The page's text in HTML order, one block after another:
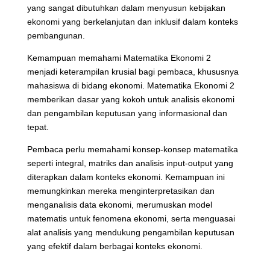
yang sangat dibutuhkan dalam menyusun kebijakan
ekonomi yang berkelanjutan dan inklusif dalam konteks
pembangunan.
Kemampuan memahami Matematika Ekonomi 2
menjadi keterampilan krusial bagi pembaca, khususnya
mahasiswa di bidang ekonomi. Matematika Ekonomi 2
memberikan dasar yang kokoh untuk analisis ekonomi
dan pengambilan keputusan yang informasional dan
tepat.
Pembaca perlu memahami konsep-konsep matematika
seperti integral, matriks dan analisis input-output yang
diterapkan dalam konteks ekonomi. Kemampuan ini
memungkinkan mereka menginterpretasikan dan
menganalisis data ekonomi, merumuskan model
matematis untuk fenomena ekonomi, serta menguasai
alat analisis yang mendukung pengambilan keputusan
yang efektif dalam berbagai konteks ekonomi.